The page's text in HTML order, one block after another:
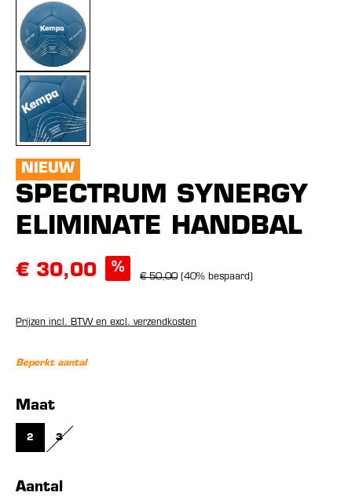
NIEUW
SPECTRUM SYNERGY
ELIMINATE HANDBAL
€ 30,00 %
€ 50,00 (40% bespaard)
Prijzen incl. BTW en excl. verzendkosten
Beperkt aantal
Selecteer
Maat
2 3
Aantal